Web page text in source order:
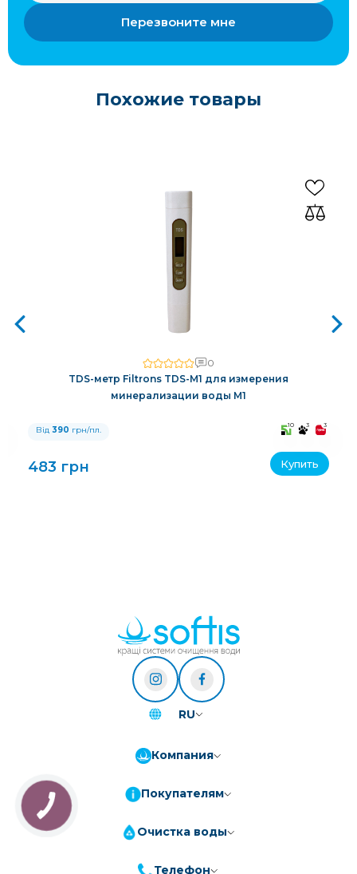
Перезвоните мне
Похожие товары
0
TDS-метр Filtrons TDS-M1 для измерения
минерализации воды M1
Від 390 грн/пл. 10 3 3
483 грн Купить
RU
Компания
Покупателям
Очистка воды
Телефон